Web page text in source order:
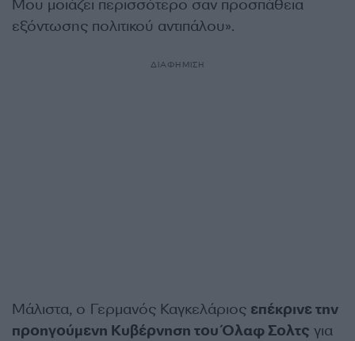
Μου μοιάζει περισσότερο σαν προσπάθεια
εξόντωσης πολιτικού αντιπάλου».
ΔΙΑΦΗΜΙΣΗ
Μάλιστα, ο Γερμανός Καγκελάριος επέκρινε την
προηγούμενη Κυβέρνηση του Όλαφ Σολτς για